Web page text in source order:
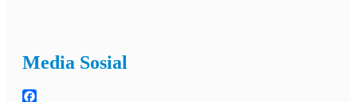
Media Sosial